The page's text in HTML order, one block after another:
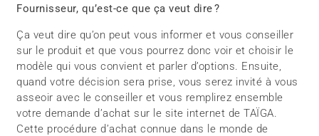
Fournisseur, qu’est-ce que ça veut dire ?
Ça veut dire qu’on peut vous informer et vous conseiller
sur le produit et que vous pourrez donc voir et choisir le
modèle qui vous convient et parler d’options. Ensuite,
quand votre décision sera prise, vous serez invité à vous
asseoir avec le conseiller et vous remplirez ensemble
votre demande d’achat sur le site internet de TAÏGA.
Cette procédure d’achat connue dans le monde de